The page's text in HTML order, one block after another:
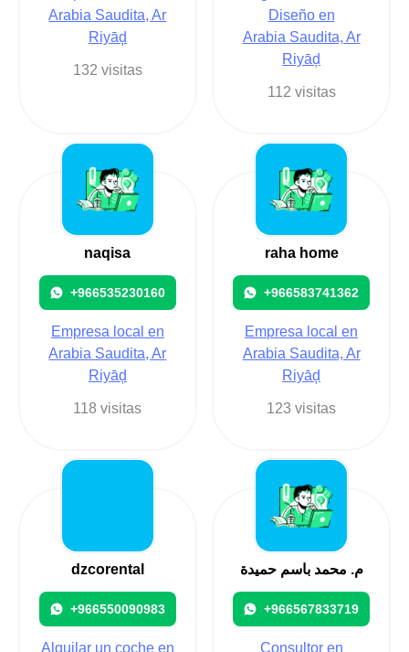
Arabia Saudita, Ar
Riyāḑ
132 visitas
Diseño en
Arabia Saudita, Ar
Riyāḑ
112 visitas
naqisa
+966535230160
Empresa local en
Arabia Saudita, Ar
Riyāḑ
118 visitas
raha home
+966583741362
Empresa local en
Arabia Saudita, Ar
Riyāḑ
123 visitas
dzcorental
+966550090983
Alquilar un coche en
م. محمد باسم حميدة
+966567833719
Consultor en